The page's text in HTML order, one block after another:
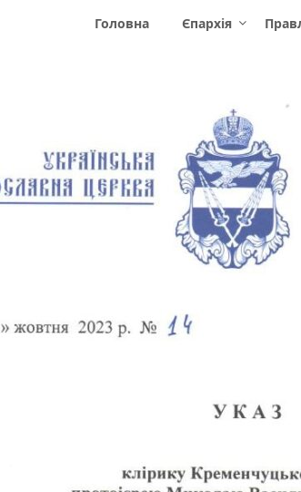
Головна Єпархія